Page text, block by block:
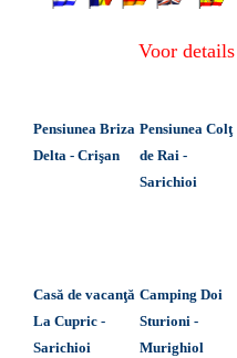
Voor
Pensiunea Briza
Delta - Crişan
Pensiunea Colţ
de Rai -
Sarichioi
Casă de vacanţă
La Cupric -
Sarichioi
Camping Doi
Sturioni -
Murighiol